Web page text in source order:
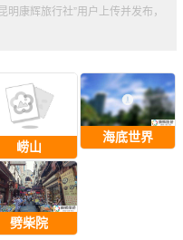
康辉旅行社”用户上传并发布，
崂山
劈柴院
海底世界